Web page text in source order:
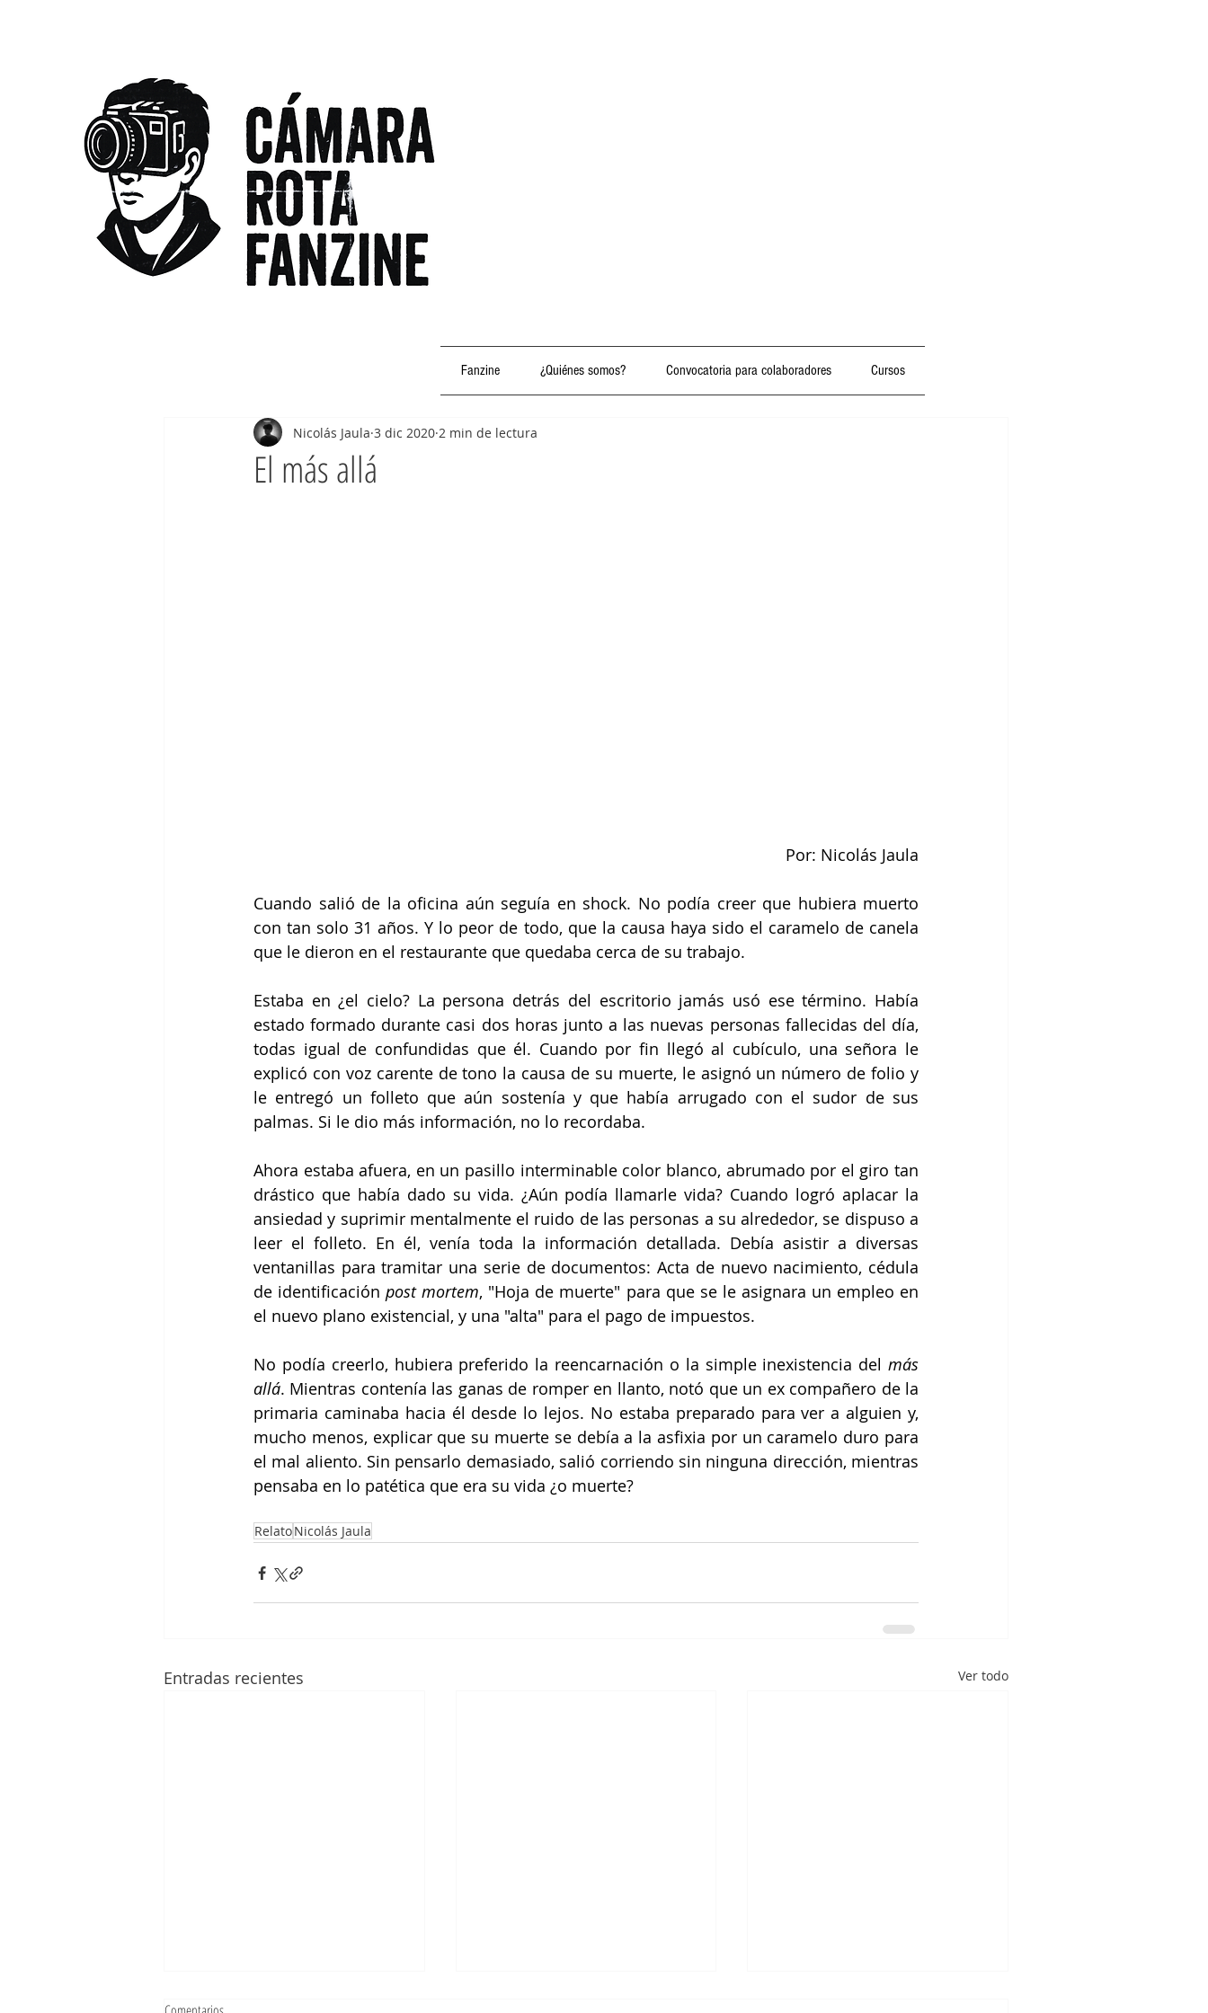
Fanzine ¿Quiénes somos? Convocatoria para colaboradores Cursos
El más allá
Nicolás Jaula 3 dic 2020 2 min de lectura
Por: Nicolás Jaula
Cuando salió de la oficina aún seguía en shock. No podía creer que hubiera muerto
con tan solo 31 años. Y lo peor de todo, que la causa haya sido el caramelo de canela
que le dieron en el restaurante que quedaba cerca de su trabajo.
Estaba en ¿el cielo? La persona detrás del escritorio jamás usó ese término. Había
estado formado durante casi dos horas junto a las nuevas personas fallecidas del día,
todas igual de confundidas que él. Cuando por fin llegó al cubículo, una señora le
explicó con voz carente de tono la causa de su muerte, le asignó un número de folio y
le entregó un folleto que aún sostenía y que había arrugado con el sudor de sus
palmas. Si le dio más información, no lo recordaba.
Ahora estaba afuera, en un pasillo interminable color blanco, abrumado por el giro tan
drástico que había dado su vida. ¿Aún podía llamarle vida? Cuando logró aplacar la
ansiedad y suprimir mentalmente el ruido de las personas a su alrededor, se dispuso a
leer el folleto. En él, venía toda la información detallada. Debía asistir a diversas
ventanillas para tramitar una serie de documentos: Acta de nuevo nacimiento, cédula
de identificación post mortem, "Hoja de muerte" para que se le asignara un empleo en
el nuevo plano existencial, y una "alta" para el pago de impuestos.
No podía creerlo, hubiera preferido la reencarnación o la simple inexistencia del más
allá. Mientras contenía las ganas de romper en llanto, notó que un ex compañero de la
primaria caminaba hacia él desde lo lejos. No estaba preparado para ver a alguien y,
mucho menos, explicar que su muerte se debía a la asfixia por un caramelo duro para
el mal aliento. Sin pensarlo demasiado, salió corriendo sin ninguna dirección, mientras
pensaba en lo patética que era su vida ¿o muerte?
RelatoNicolás Jaula
Entradas recientes Ver todo